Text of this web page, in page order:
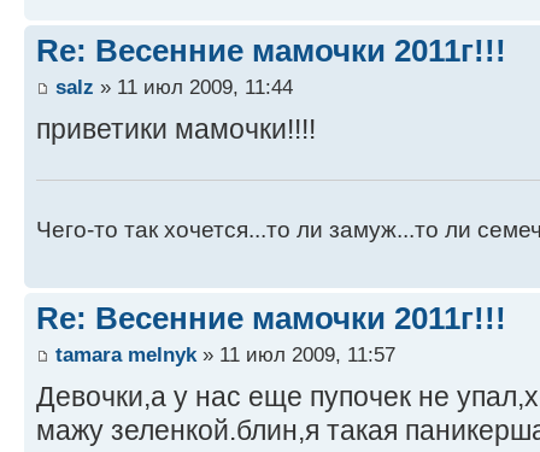
Re: Весенние мамочки 2011г!!!
salz » 11 июл 2009, 11:44
приветики мамочки!!!!
Чего-то так хочется...то ли замуж...то ли
Re: Весенние мамочки 2011г!!!
tamara melnyk » 11 июл 2009, 11:57
Девочки,а у нас еще пупочек не
мажу зеленкой.блин,я такая